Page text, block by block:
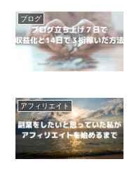
ブログ
アフィリエイト